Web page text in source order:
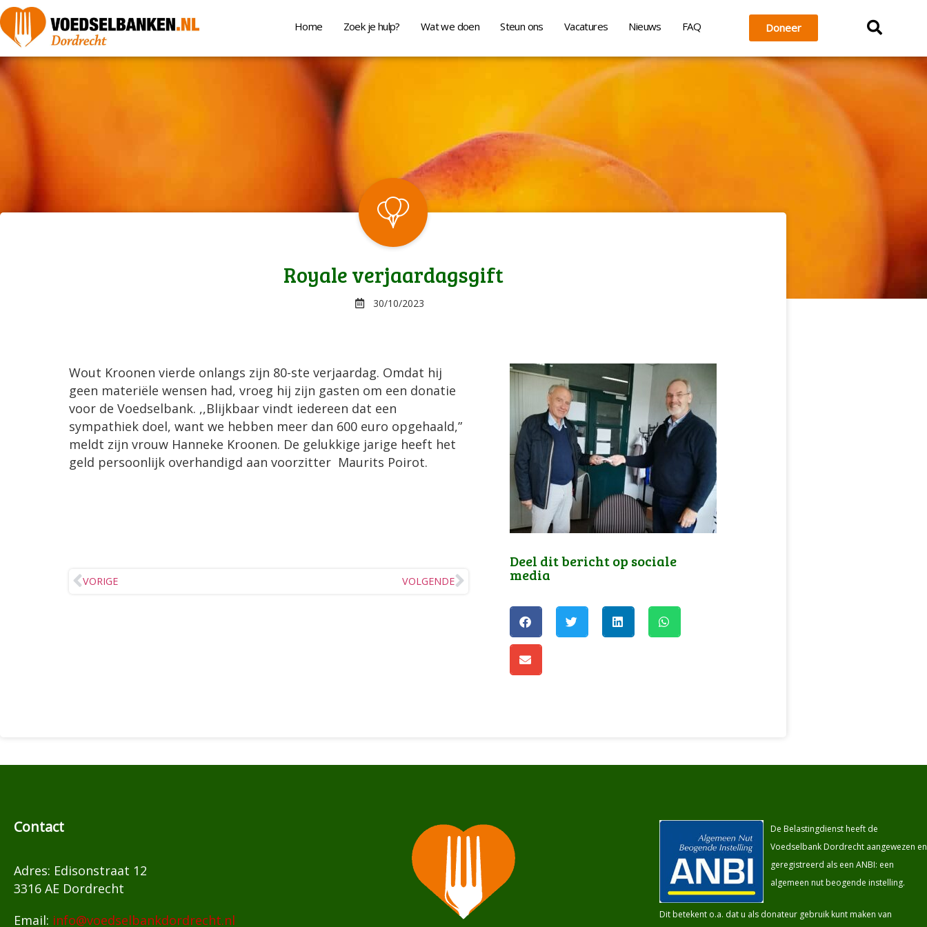
Home Zoek je hulp? Wat we doen Steun ons Vacatures Nieuws FAQ Doneer
Royale verjaardagsgift
30/10/2023
Wout Kroonen vierde onlangs zijn 80-ste verjaardag. Omdat hij
geen materiële wensen had, vroeg hij zijn gasten om een donatie
voor de Voedselbank. ,,Blijkbaar vindt iedereen dat een
sympathiek doel, want we hebben meer dan 600 euro opgehaald,”
meldt zijn vrouw Hanneke Kroonen. De gelukkige jarige heeft het
geld persoonlijk overhandigd aan voorzitter Maurits Poirot.
VORIGE VOLGENDE
Deel dit bericht op sociale
media
Contact
Adres: Edisonstraat 12
3316 AE Dordrecht
Email: info@voedselbankdordrecht.nl
De Belastingdienst heeft de
Voedselbank Dordrecht aangewezen en
geregistreerd als een ANBI: een
algemeen nut beogende instelling.
Dit betekent o.a. dat u als donateur gebruik kunt maken van